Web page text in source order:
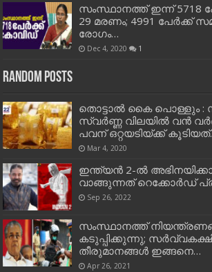
സംസ്ഥാനത്ത് ഇന്ന് 5718
29 മരണം; 4991 പേര്‍ക്ക്
രോഗം…
Dec 4, 2020 1
Random Posts
തൊട്ടാല്‍ കൈ പൊള്ളും :
സ്വര്‍ണ്ണ വിലയില്‍ വന്‍
പവന് ഒറ്റയടിയ്ക്ക്
Mar 4, 2020
ഇന്ത്യന്‍ 2-ല്‍
വാങ്ങുന്നത് റെക്കോര്‍ഡ്
Sep 26, 2022
സംസ്ഥാനത്ത്
കടുപ്പിക്കുന്നു;
തീരുമാനങ്ങള്‍ ഇങ്ങനെ…
Apr 26, 2021